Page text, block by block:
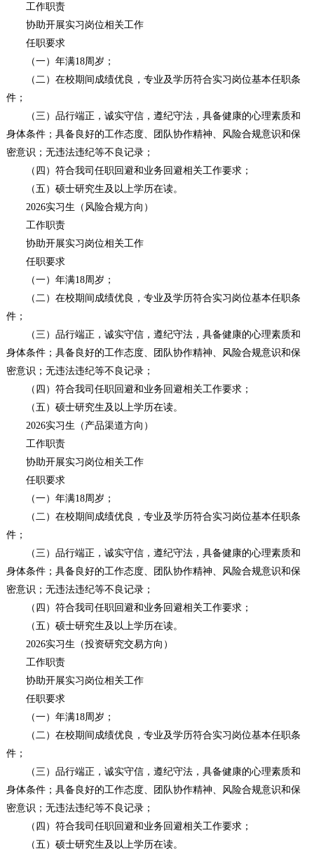
工作职责
协助开展实习岗位相关工作
任职要求
（一）年满18周岁；
（二）在校期间成绩优良，专业及学历符合实习岗位基本任职条
件；
（三）品行端正，诚实守信，遵纪守法，具备健康的心理素质和
身体条件；具备良好的工作态度、团队协作精神、风险合规意识和保
密意识；无违法违纪等不良记录；
（四）符合我司任职回避和业务回避相关工作要求；
（五）硕士研究生及以上学历在读。
2026实习生（风险合规方向）
工作职责
协助开展实习岗位相关工作
任职要求
（一）年满18周岁；
（二）在校期间成绩优良，专业及学历符合实习岗位基本任职条
件；
（三）品行端正，诚实守信，遵纪守法，具备健康的心理素质和
身体条件；具备良好的工作态度、团队协作精神、风险合规意识和保
密意识；无违法违纪等不良记录；
（四）符合我司任职回避和业务回避相关工作要求；
（五）硕士研究生及以上学历在读。
2026实习生（产品渠道方向）
工作职责
协助开展实习岗位相关工作
任职要求
（一）年满18周岁；
（二）在校期间成绩优良，专业及学历符合实习岗位基本任职条
件；
（三）品行端正，诚实守信，遵纪守法，具备健康的心理素质和
身体条件；具备良好的工作态度、团队协作精神、风险合规意识和保
密意识；无违法违纪等不良记录；
（四）符合我司任职回避和业务回避相关工作要求；
（五）硕士研究生及以上学历在读。
2026实习生（投资研究交易方向）
工作职责
协助开展实习岗位相关工作
任职要求
（一）年满18周岁；
（二）在校期间成绩优良，专业及学历符合实习岗位基本任职条
件；
（三）品行端正，诚实守信，遵纪守法，具备健康的心理素质和
身体条件；具备良好的工作态度、团队协作精神、风险合规意识和保
密意识；无违法违纪等不良记录；
（四）符合我司任职回避和业务回避相关工作要求；
（五）硕士研究生及以上学历在读。